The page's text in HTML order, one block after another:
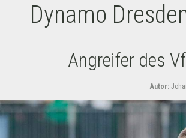
Dynamo
Angreifer des
Autor: